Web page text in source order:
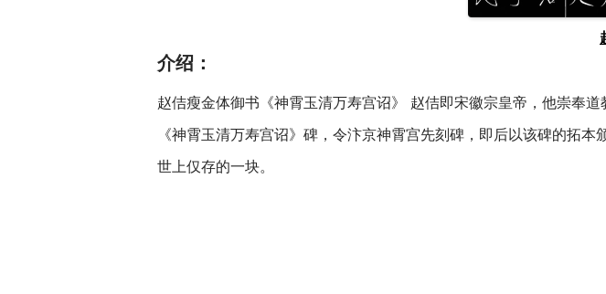
介绍：
赵佶瘦金体御书《神霄玉清万寿宫诏》 赵佶即宋徽宗皇帝，他崇奉
《神霄玉清万寿宫诏》碑，令汴京神霄宫先刻碑，即后以该碑的拓
世上仅存的一块。